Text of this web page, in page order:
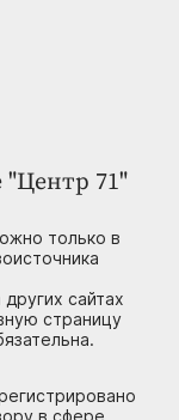
"Центр 71"
только в
сайтах
страницу
в сфере